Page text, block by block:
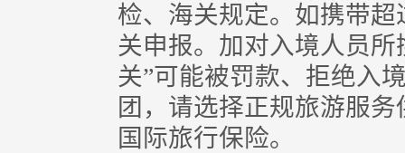
检、海关规定。如携带
关申报。加对入境人员
关”可能被罚款、拒绝入
团，请选择正规旅游服
国际旅行保险。